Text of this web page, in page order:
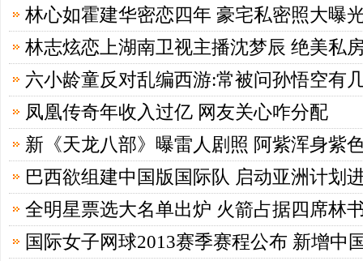
林心如霍建华密恋四年 豪宅私密照大曝
林志炫恋上湖南卫视主播沈梦辰 绝美私
六小龄童反对乱编西游:常被问孙悟空有
凤凰传奇年收入过亿 网友关心咋分配
新《天龙八部》曝雷人剧照 阿紫浑身紫
巴西欲组建中国版国际队 启动亚洲计划
全明星票选大名单出炉 火箭占据四席林
国际女子网球2013赛季赛程公布 新增中